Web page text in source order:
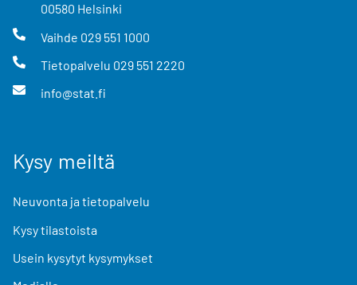
00580 Helsinki
Vaihde 029 551 1000
Tietopalvelu 029 551 2220
info@stat.fi
Kysy meiltä
Neuvonta ja tietopalvelu
Kysy tilastoista
Usein kysytyt kysymykset